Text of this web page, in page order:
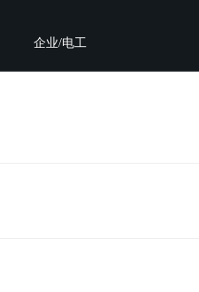
企业/电工